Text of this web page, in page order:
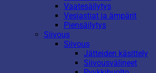
Vaatesäilytys
Vesiastiat ja ämpärit
Piensäilytys
Siivous
Siivous
Jätteiden käsittely
Siivousvälineet